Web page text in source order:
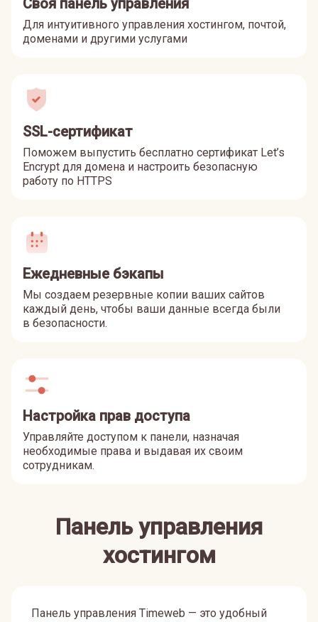
Своя панель управления
Для интуитивного управления хостингом, почтой,
доменами и другими услугами
SSL-сертификат
Поможем выпустить бесплатно сертификат Let’s
Encrypt для домена и настроить безопасную
работу по HTTPS
Ежедневные бэкапы
Мы создаем резервные копии ваших сайтов
каждый день, чтобы ваши данные всегда были
в безопасности.
Настройка прав доступа
Управляйте доступом к панели, назначая
необходимые права и выдавая их своим
сотрудникам.
Панель управления
хостингом
Панель управления Timeweb — это удобный